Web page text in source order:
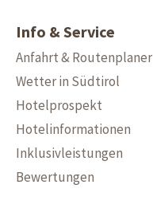
Info & Service
Anfahrt & Routenplaner
Wetter in Südtirol
Hotelprospekt
Hotelinformationen
Inklusivleistungen
Bewertungen